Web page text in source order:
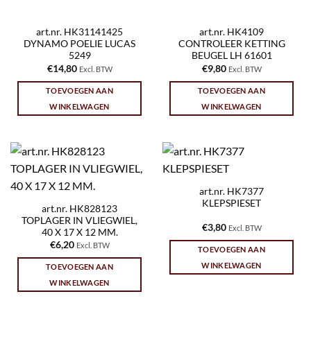
art.nr. HK31141425
DYNAMO POELIE LUCAS
5249
€14,80 Excl. BTW
TOEVOEGEN AAN
WINKELWAGEN
art.nr. HK4109
CONTROLEER KETTING
BEUGEL LH 61601
€9,80 Excl. BTW
TOEVOEGEN AAN
WINKELWAGEN
art.nr. HK828123
TOPLAGER IN VLIEGWIEL,
40 X 17 X 12 MM.
€6,20 Excl. BTW
TOEVOEGEN AAN
WINKELWAGEN
art.nr. HK7377
KLEPSPIESET
€3,80 Excl. BTW
TOEVOEGEN AAN
WINKELWAGEN